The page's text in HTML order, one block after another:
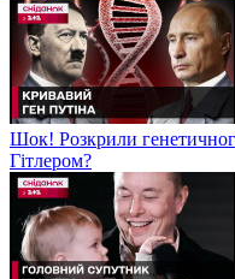
Шок! Розкрили
Гітлером?